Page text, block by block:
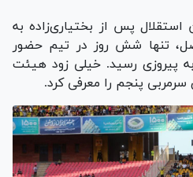
استقلال پس از بختیاری‌زاده به
تنها شش روز در تیم حضور
پیروزی رسید. خیلی زود هیئت
سرمربی پنجم را معرفی کرد.